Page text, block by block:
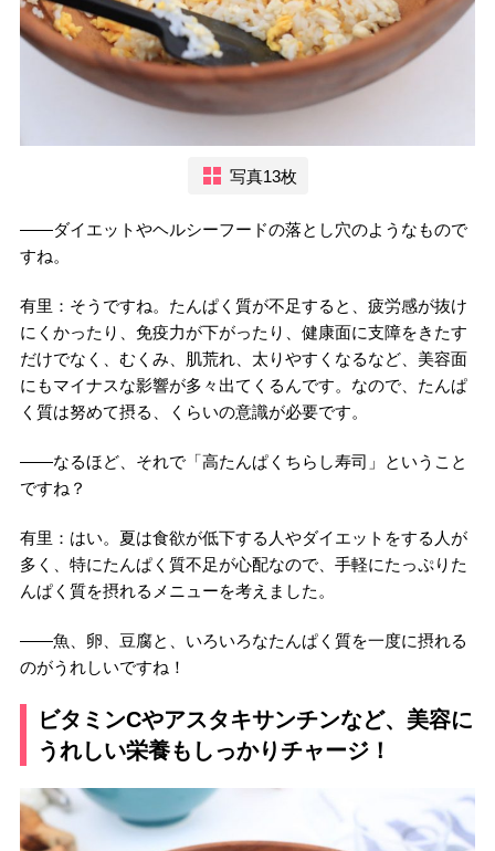
写真13枚
――ダイエットやヘルシーフードの落とし穴のようなもので
すね。
有里：そうですね。たんぱく質が不足すると、疲労感が抜け
にくかったり、免疫力が下がったり、健康面に支障をきたす
だけでなく、むくみ、肌荒れ、太りやすくなるなど、美容面
にもマイナスな影響が多々出てくるんです。なので、たんぱ
く質は努めて摂る、くらいの意識が必要です。
――なるほど、それで「高たんぱくちらし寿司」ということ
ですね？
有里：はい。夏は食欲が低下する人やダイエットをする人が
多く、特にたんぱく質不足が心配なので、手軽にたっぷりた
んぱく質を摂れるメニューを考えました。
――魚、卵、豆腐と、いろいろなたんぱく質を一度に摂れる
のがうれしいですね！
ビタミンCやアスタキサンチンなど、美容に
うれしい栄養もしっかりチャージ！